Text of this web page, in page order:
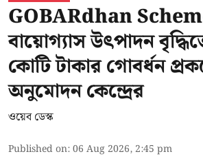
GOBARdhan
বায়োগ্যাস উৎপাদন
কোটি টাকার গোবর্ধন
অনুমোদন কেন্দ্রের
ওয়েব ডেস্ক
Published on:06 Aug 2026, 2:45 pm